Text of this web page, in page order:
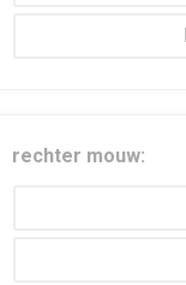
rechter mouw: